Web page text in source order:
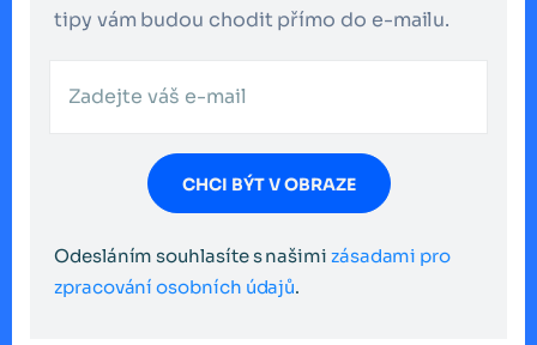
tipy vám budou chodit přímo do e-mailu.
CHCI BÝT V OBRAZE
Odesláním souhlasíte s našimi zásadami pro
zpracování osobních údajů.